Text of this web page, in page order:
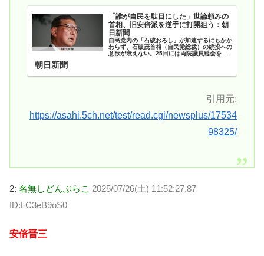
「誰が自民を駄目にした」世論頼みの
首相、旧安倍派を逆手に打開狙う：朝
日新聞
自民党内の「石破おろし」が加速するにもかか
わらず、石破茂首相（自民党総裁）の続投への
意欲が衰えない。25日には両院議員総会を求
朝日新聞
引用元:
https://asahi.5ch.net/test/read.cgi/newsplus/17534
98325/
2: 名無しどんぶらこ 2025/07/26(土) 11:52:27.87
ID:LC3eB9oS0
安倍晋三